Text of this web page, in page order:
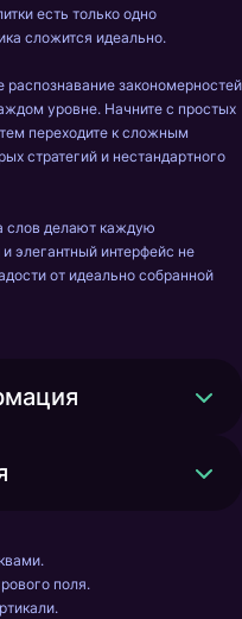
есть только одно
сложится идеально.
распознавание закономерностей
уровне. Начните с простых
переходите к сложным
стратегий и нестандартного
слов делают каждую
элегантный интерфейс не
от идеально собранной
поля.